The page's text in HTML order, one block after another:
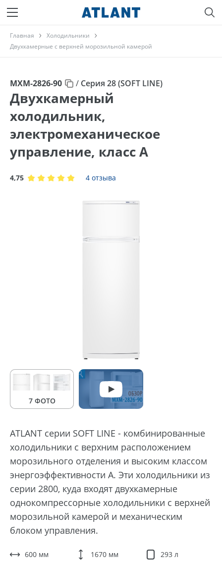
Главная
Холодильники
Двухкамерные с верхней морозильной камерой
МХМ-2826-90 / Серия 28 (SOFT LINE)
Двухкамерный
холодильник,
электромеханическое
управление, класс A
4,75 4 отзыва
7 ФОТО
ATLANT серии SOFT LINE - комбинированные
холодильники с верхним расположением
морозильного отделения и высоким классом
энергоэффективности А. Эти холодильники из
серии 2800, куда входят двухкамерные
однокомпрессорные холодильники с верхней
морозильной камерой и механическим
блоком управления.
600 мм 1670 мм 293 л